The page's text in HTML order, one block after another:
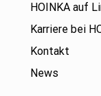
HOINKA auf
Karriere bei
Kontakt
News